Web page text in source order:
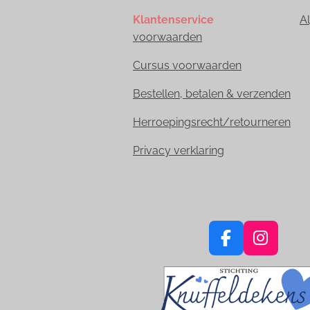
Klantenservice
voorwaarden
Cursus voorwaarden
Bestellen, betalen & verzenden
Herroepingsrecht/retourneren
Privacy verklaring
F
c
e
I
s
t